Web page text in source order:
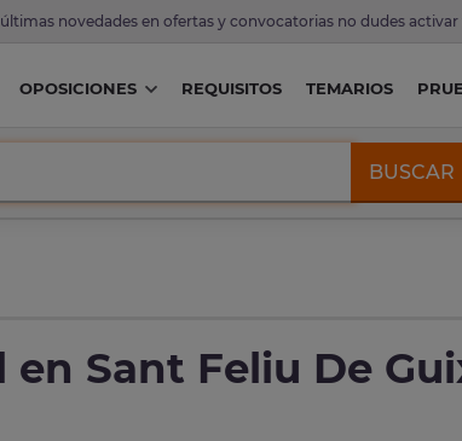
novedades en ofertas y convocatorias no dudes activar
OPOSICIONES REQUISITOS TEMARIOS
BUSCAR
Sant Feliu De